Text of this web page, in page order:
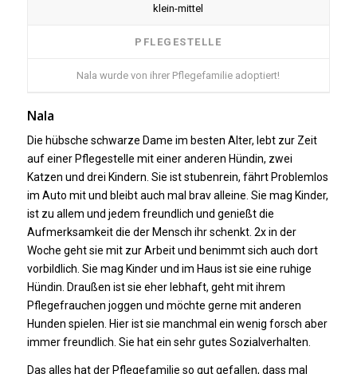
klein-mittel
PFLEGESTELLE
Nala wurde von ihrer Pflegefamilie adoptiert!
Nala
Die hübsche schwarze Dame im besten Alter, lebt zur Zeit
auf einer Pflegestelle mit einer anderen Hündin, zwei
Katzen und drei Kindern. Sie ist stubenrein, fährt Problemlos
im Auto mit und bleibt auch mal brav alleine. Sie mag Kinder,
ist zu allem und jedem freundlich und genießt die
Aufmerksamkeit die der Mensch ihr schenkt. 2x in der
Woche geht sie mit zur Arbeit und benimmt sich auch dort
vorbildlich. Sie mag Kinder und im Haus ist sie eine ruhige
Hündin. Draußen ist sie eher lebhaft, geht mit ihrem
Pflegefrauchen joggen und möchte gerne mit anderen
Hunden spielen. Hier ist sie manchmal ein wenig forsch aber
immer freundlich. Sie hat ein sehr gutes Sozialverhalten.
Das alles hat der Pflegefamilie so gut gefallen, dass mal